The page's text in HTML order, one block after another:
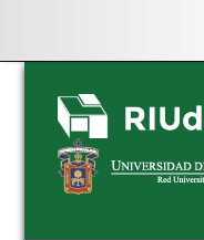
Skip
navigation